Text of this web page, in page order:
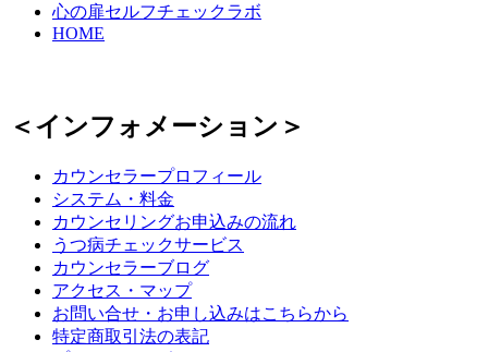
心の扉セルフチェックラボ
HOME
＜インフォメーション＞
カウンセラープロフィール
システム・料金
カウンセリングお申込みの流れ
うつ病チェックサービス
カウンセラーブログ
アクセス・マップ
お問い合せ・お申し込みはこちらから
特定商取引法の表記